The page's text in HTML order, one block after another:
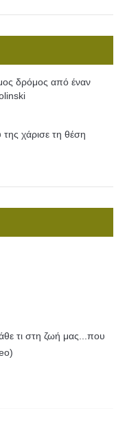
δρόμος από έναν
της χάρισε τη θέση
τι στη ζωή μας...που